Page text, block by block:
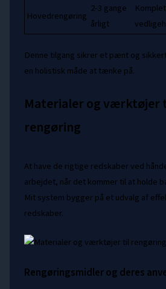
Hovedrengøring
2-3 gange
årligt
Denne tilgang sikrer et pænt og
en holistisk måde at tænke på.
Materialer og værktøjer
rengøring
At have de rigtige redskaber ved
arbejdet, når det kommer til at holde
Mit system bygger på et udvalg af
redskaber.
Rengøringsmidler og deres